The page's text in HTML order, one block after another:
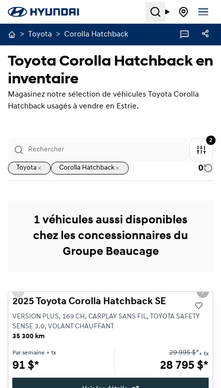
Search
> Toyota > Corolla Hatchback
Toyota Corolla Hatchback en
inventaire
Magasinez notre sélection de véhicules Toyota Corolla
Hatchback usagés à vendre en Estrie.
2
Toyota Corolla Hatchback 0
1 véhicules aussi disponibles
chez les concessionnaires du
Groupe Beaucage
Previous slide Next
2025 Toyota Corolla Hatchback SE
VERSION PLUS, 169 CH, CARPLAY SANS FIL, TOYOTA SAFETY
SENSE 3.0, VOLANT CHAUFFANT
35 300 km
Par semaine + tx
91 $*
29 995$*+ tx
28 795 $*